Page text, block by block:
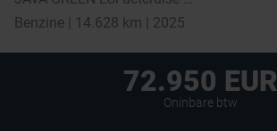
Benzine | 14.628 km | 2025
72.950 EUR
Oninbare btw